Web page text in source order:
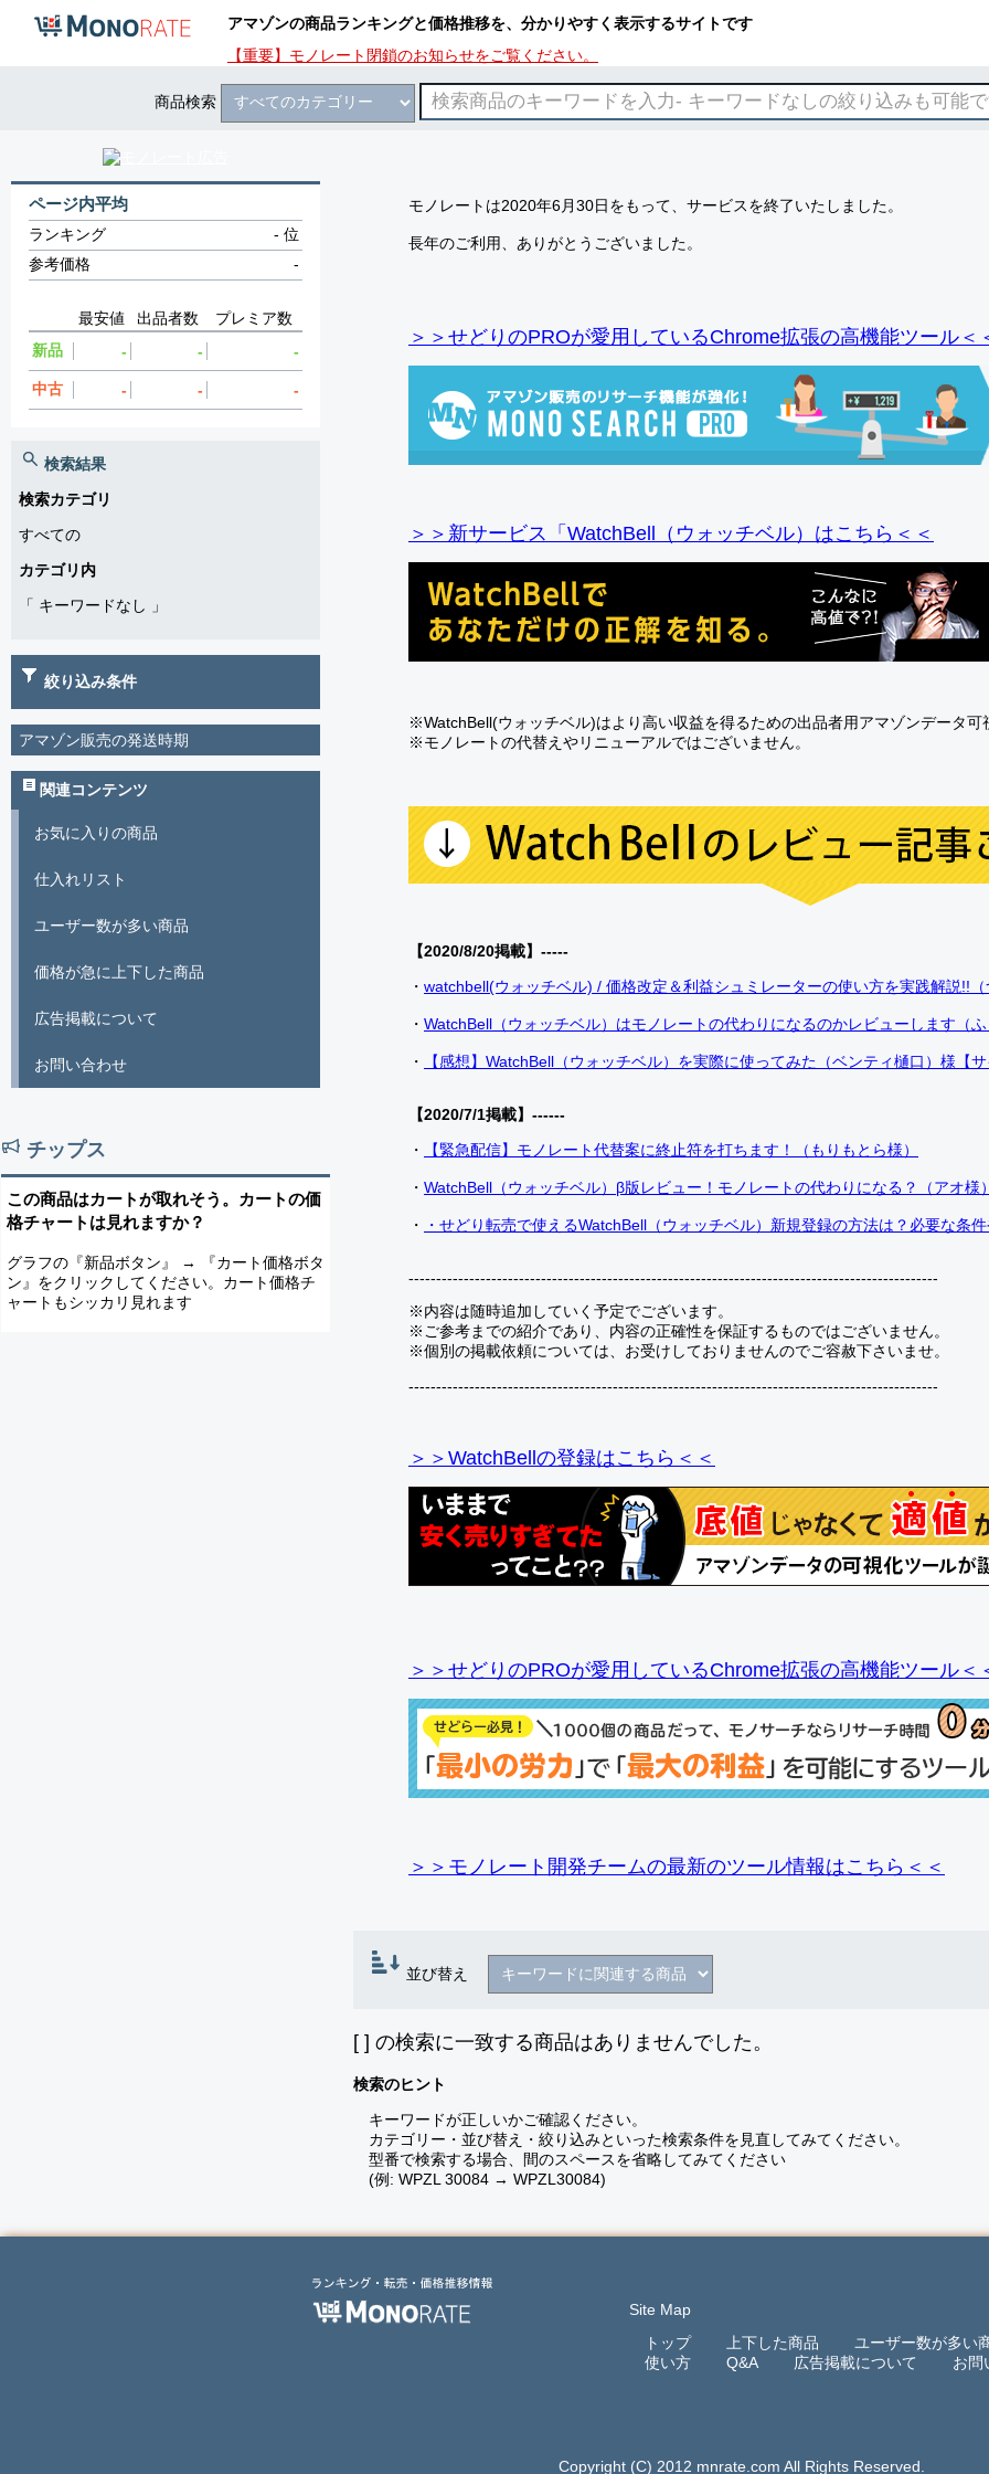
アマゾンの商品ランキングと価格推移を、分かりやすく表示するサイトです
【重要】モノレート閉鎖のお知らせをご覧ください。
商品検索
モノレートは2020年6月30日をもって、サービスを終了いたしました。
長年のご利用、ありがとうございました。
＞＞せどりのPROが愛用しているChrome拡張の高機能ツール＜
＞＞新サービス「WatchBell（ウォッチベル）はこちら＜＜
※WatchBell(ウォッチベル)はより高い収益を得るための出品者用アマゾンデータ可
※モノレートの代替えやリニューアルではございません。
【2020/8/20掲載】-----
・ watchbell(ウォッチベル) / 価格改定＆利益シュミレーターの使い方を実践解説!!
・ WatchBell（ウォッチベル）はモノレートの代わりになるのかレビューします（
・ 【感想】WatchBell（ウォッチベル）を実際に使ってみた（ベンティ樋口）様【
【2020/7/1掲載】------
・
【緊急配信】モノレート代替案に終止符を打ちます！（もりもとら様）
・ WatchBell（ウォッチベル）β版レビュー！モノレートの代わりになる？（アオ様
・ ・せどり転売で使えるWatchBell（ウォッチベル）新規登録の方法は？必要な条
------------------------------------------------------------------------------------------------
※内容は随時追加していく予定でございます。
※ご参考までの紹介であり、内容の正確性を保証するものではございません。
※個別の掲載依頼については、お受けしておりませんのでご容赦下さいませ。
------------------------------------------------------------------------------------------------
＞＞WatchBellの登録はこちら＜＜
＞＞せどりのPROが愛用しているChrome拡張の高機能ツール＜
＞＞モノレート開発チームの最新のツール情報はこちら＜＜
並び替え
[ ] の検索に一致する商品はありませんでした。
検索のヒント
キーワードが正しいかご確認ください。
カテゴリー・並び替え・絞り込みといった検索条件を見直してみてください。
型番で検索する場合、間のスペースを省略してみてください
(例: WPZL 30084 → WPZL30084)
ページ内平均
ランキング -位
参考価格
-
最安値 出品者数
プレミア数
新品
- - -
中古 - - -
検索結果
検索カテゴリ
すべての
カテゴリ内
「 キーワードなし 」
絞り込み条件
アマゾン販売の発送時期
関連コンテンツ
お気に入りの商品
仕入れリスト
ユーザー数が多い商品
価格が急に上下した商品
広告掲載について
お問い合わせ
チップス
この商品はカートが取れそう。カートの価
格チャートは見れますか？
グラフの『新品ボタン』 → 『カート価格ボタ
ン』をクリックしてください。カート価格チ
ャートもシッカリ見れます
Site Map
トップ
上下した商品
ユーザー数が多い
使い方
Q&A 広告掲載について お問
Copyright (C) 2012 mnrate.com All Rights Reserved.